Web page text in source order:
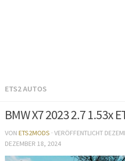
ETS2 AUTOS
BMW X7 2023 2.7 1.53x
VON ETS2MODS · VERÖFFENTLICHT
DEZEMBER 18, 2024